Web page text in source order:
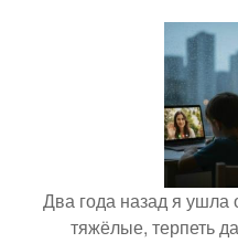
Два года назад я
тяжёлые, терпеть